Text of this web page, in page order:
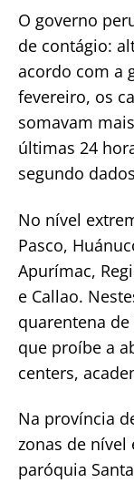
O governo
de contágio:
acordo com a
fevereiro, os
somavam
últimas 24
segundo
No nível
Pasco,
Apurímac,
e Callao.
quarentena
que proíbe a
centers,
Na província
zonas de nível
paróquia